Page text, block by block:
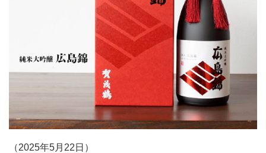
（2025年5月22日）